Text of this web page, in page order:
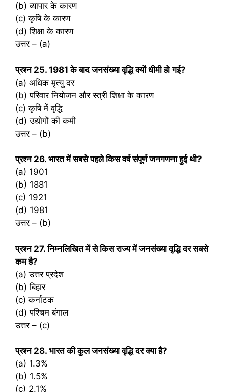
(b) व्यापार के कारण
(c) कृषि के कारण
(d) शिक्षा के कारण
उत्तर – (a)
प्रश्‍न 25. 1981 के बाद जनसंख्या वृद्धि क्यों धीमी हो गई?
(a) अधिक मृत्यु दर
(b) परिवार नियोजन और स्त्री शिक्षा के कारण
(c) कृषि में वृद्धि
(d) उद्योगों की कमी
उत्तर – (b)
प्रश्‍न 26. भारत में सबसे पहले किस वर्ष संपूर्ण जनगणना हुई थी?
(a) 1901
(b) 1881
(c) 1921
(d) 1981
उत्तर – (b)
प्रश्‍न 27. निम्नलिखित में से किस राज्य में जनसंख्या वृद्धि दर सबसे
कम है?
(a) उत्तर प्रदेश
(b) बिहार
(c) कर्नाटक
(d) पश्चिम बंगाल
उत्तर – (c)
प्रश्‍न 28. भारत की कुल जनसंख्या वृद्धि दर क्या है?
(a) 1.3%
(b) 1.5%
(c) 2.1%